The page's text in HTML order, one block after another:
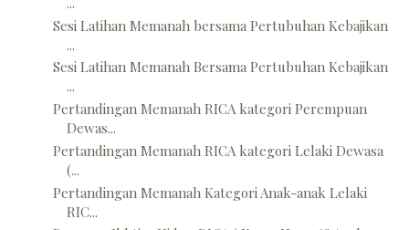
Sesi Latihan Memanah bersama Pertubuhan Kebajikan
...
Sesi Latihan Memanah Bersama Pertubuhan Kebajikan
...
Pertandingan Memanah RICA kategori Perempuan
Dewas...
Pertandingan Memanah RICA kategori Lelaki Dewasa
(...
Pertandingan Memanah Kategori Anak-anak Lelaki
RIC...